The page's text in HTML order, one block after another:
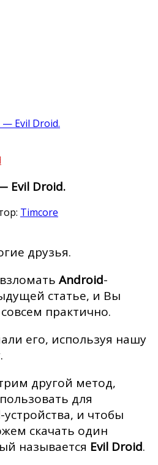
— Evil Droid.
Evil Droid.
Timcore
друзья.
Android-
статье, и Вы
практично.
его, используя нашу
другой метод,
для
-устройства, и чтобы
скачать один
называется Evil Droid.